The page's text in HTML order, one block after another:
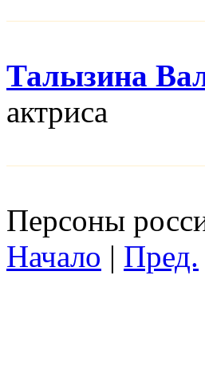
Талызина
актриса
Персоны
Начало | Пред.